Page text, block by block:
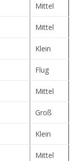
Mittel
Mittel
Klein
Flug
Mittel
Groß
Klein
Mittel